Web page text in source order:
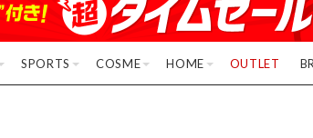
SPORTS COSME HOME OUTLET